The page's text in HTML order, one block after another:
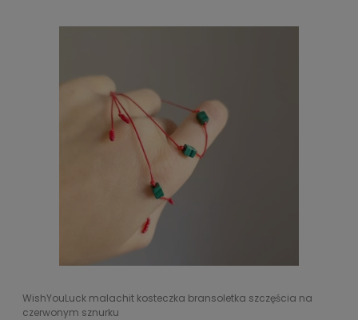
WishYouLuck malachit kosteczka bransoletka szczęścia na
czerwonym sznurku